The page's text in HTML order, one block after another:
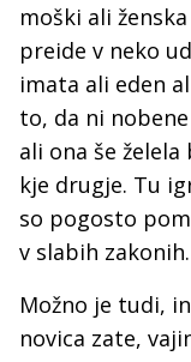
moški ali
preide v neko
imata ali eden
to, da ni
ali ona še
kje drugje. Tu
so pogosto
v slabih zakonih.
Možno je tudi,
novica zate,